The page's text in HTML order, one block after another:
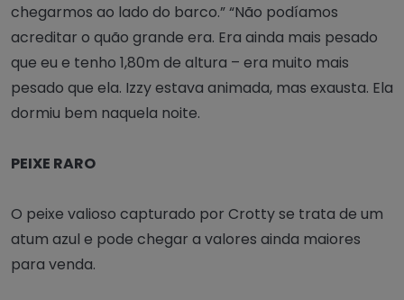
chegarmos ao lado do barco.” “Não podíamos
acreditar o quão grande era. Era ainda mais pesado
que eu e tenho 1,80m de altura – era muito mais
pesado que ela. Izzy estava animada, mas exausta. Ela
dormiu bem naquela noite.
PEIXE RARO
O peixe valioso capturado por Crotty se trata de um
atum azul e pode chegar a valores ainda maiores
para venda.